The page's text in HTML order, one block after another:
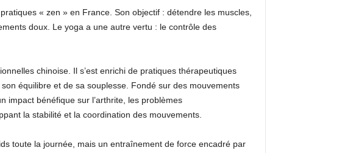
« zen » en France. Son objectif : détendre les muscles,
doux. Le yoga a une autre vertu : le contrôle des
chinoise. Il s’est enrichi de pratiques thérapeutiques
équilibre et de sa souplesse. Fondé sur des mouvements
impact bénéfique sur l’arthrite, les problèmes
la stabilité et la coordination des mouvements.
toute la journée, mais un entraînement de force encadré par